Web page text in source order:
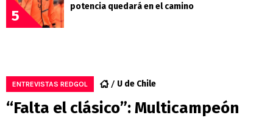
5
potencia quedará en el camino
ENTREVISTAS REDGOL U de Chile
“Falta el clásico”: Multicampeón